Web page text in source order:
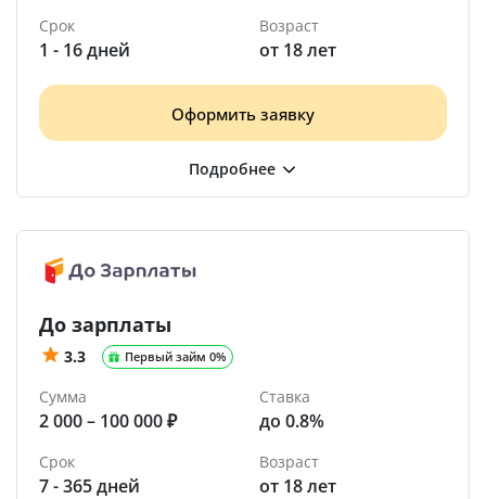
Срок
1 - 16 дней
Возраст
от 18 лет
Оформить заявку
До зарплаты
3.3 Первый займ 0%
Сумма
2 000 – 100 000 ₽
Ставка
до 0.8%
Срок
7 - 365 дней
Возраст
от 18 лет